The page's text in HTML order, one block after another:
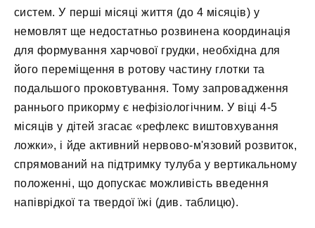
систем. У перші місяці життя (до 4 місяців) у
немовлят ще недостатньо розвинена координація
для формування харчової грудки, необхідна для
його переміщення в ротову частину глотки та
подальшого проковтування. Тому запровадження
раннього прикорму є нефізіологічним. У віці 4-5
місяців у дітей згасає «рефлекс виштовхування
ложки», і йде активний нервово-м'язовий розвиток,
спрямований на підтримку тулуба у вертикальному
положенні, що допускає можливість введення
напіврідкої та твердої їжі (див. таблицю).